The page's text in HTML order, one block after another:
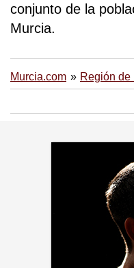
conjunto de la
Murcia.
Murcia.com Región de